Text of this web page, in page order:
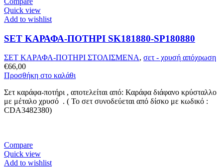
Quick view
Add to wishlist
SET ΚΑΡΑΦΑ-ΠΟΤΗΡΙ SK181880-SP180880
ΣΕΤ ΚΑΡΑΦΑ-ΠΟΤΗΡΙ ΣΤΟΛΙΣΜΕΝΑ, σετ - χρυσή απόχρωση
€66,00
Προσθήκη στο καλάθι
Σετ καράφα-ποτήρι , αποτελείται από: Καράφα διάφανο κρύσταλλο
με μέταλο χρυσό . ( Το σετ συνοδεύεται από δίσκο με κωδικό :
CDA3482380)
Compare
Quick view
Add to wishlist